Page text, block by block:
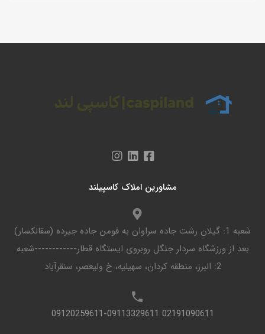
مشاورین املاک کاسپیلند
شعبه 1: گیلان رشت جاده سراوان به فومن جاده جیرده (سقالکسار)
بعد از ورزشگاه سردار جنگل روبروی ایستگاه قطار------------شعبه
2: البرز، منطقه کردان، سهیلیه، خ ولیعصر، سنقرآباد
02191090611 09120259611-09113329611